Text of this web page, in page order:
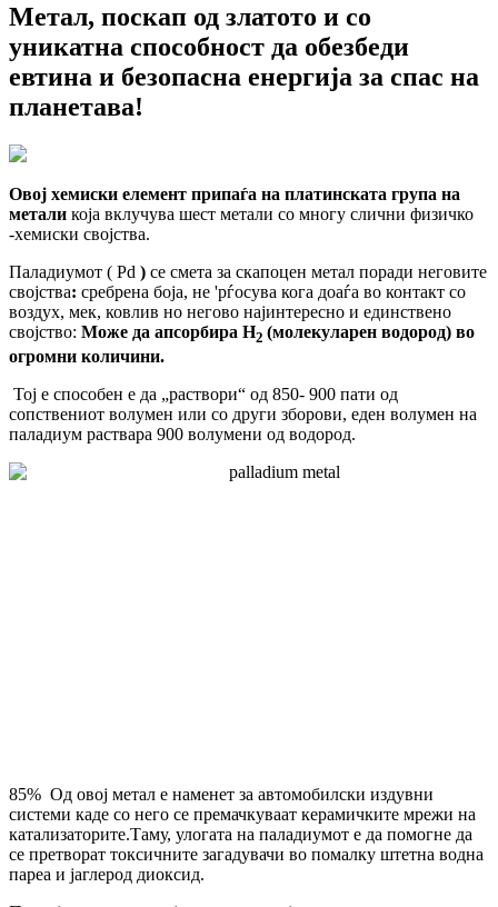
Метал, поскап од златото и со
уникатна способност да обезбеди
евтина и безопасна енергија за спас на
планетава!
Овој хемиски елемент припаѓа на платинската група на
метали која вклучува шест метали со многу слични физичко
-хемиски својства.
Паладиумот ( Pd ) се смета за скапоцен метал поради неговите
својства: сребрена боја, не 'рѓосува кога доаѓа во контакт со
воздух, мек, ковлив но негово најинтересно и единствено
својство: Може да апсорбира Н2 (молекуларен водород) во
огромни количини.
Тој е способен е да „раствори“ од 850- 900 пати од
сопствениот волумен или со други зборови, еден волумен на
паладиум раствара 900 волумени од водород.
85% Oд овој метал е наменет за автомобилски издувни
системи каде со него се премачкуваат керамичките мрежи на
катализаторите.Таму, улогата на паладиумот е да помогне да
се претворат токсичните загадувачи во помалку штетна водна
пареа и јаглерод диоксид.